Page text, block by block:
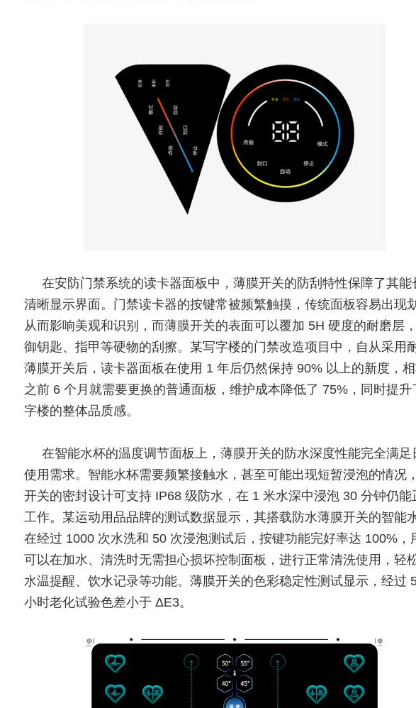
在安防门禁系统的读卡器面板中，薄膜开关的防刮特性保障了其能
清晰显示界面。门禁读卡器的按键常被频繁触摸，传统面板容易出现
从而影响美观和识别，而薄膜开关的表面可以覆加 5H 硬度的耐磨层
御钥匙、指甲等硬物的刮擦。某写字楼的门禁改造项目中，自从采用
薄膜开关后，读卡器面板在使用 1 年后仍然保持 90% 以上的新度，
之前 6 个月就需要更换的普通面板，维护成本降低了 75%，同时提升
字楼的整体品质感。
在智能水杯的温度调节面板上，薄膜开关的防水深度性能完全满足
使用需求。智能水杯需要频繁接触水，甚至可能出现短暂浸泡的情况
开关的密封设计可支持 IP68 级防水，在 1 米水深中浸泡 30 分钟仍能
工作。某运动用品品牌的测试数据显示，其搭载防水薄膜开关的智能
在经过 1000 次水洗和 50 次浸泡测试后，按键功能完好率达 100%，
可以在加水、清洗时无需担心损坏控制面板，进行正常清洗使用，轻
水温提醒、饮水记录等功能。薄膜开关的色彩稳定性测试显示，经过
小时老化试验色差小于 ΔE3。